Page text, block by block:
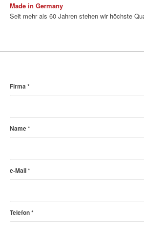
Made in Germany
Seit mehr als 60 Jahren stehen wir höchste
Firma *
Name*
e-Mail*
Telefon*